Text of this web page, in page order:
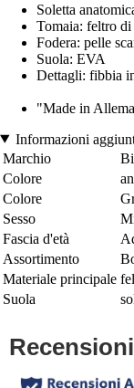
Soletta
Tomaia: feltro di
Fodera: pelle
Suola: EVA
Dettagli: fibbia
"Made in
Informazioni
Marchio
Colore
Colore
Sesso
Fascia d'età
Assortimento
Materiale principale
Suola